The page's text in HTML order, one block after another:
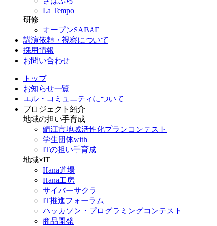
La Tempo
研修
オープンSABAE
講演依頼・視察について
採用情報
お問い合わせ
トップ
お知らせ一覧
エル・コミュニティについて
プロジェクト紹介
地域の担い手育成
鯖江市地域活性化プランコンテスト
学生団体with
ITの担い手育成
地域×IT
Hana道場
Hana工房
サイバーサクラ
IT推進フォーラム
ハッカソン・プログラミングコンテスト
商品開発